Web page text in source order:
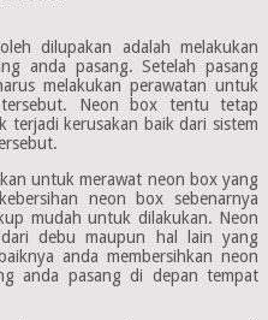
dilupakan adalah melakukan
anda pasang. Setelah pasang
melakukan perawatan untuk
Neon box tentu tetap
terjadi kerusakan baik dari sistem
untuk merawat neon box yang
neon box sebenarnya
mudah untuk dilakukan. Neon
debu maupun hal lain yang
anda membersihkan neon
anda pasang di depan tempat